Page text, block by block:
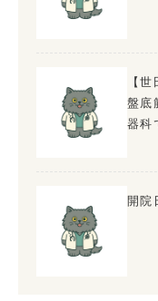
【
盤底
器科
開院